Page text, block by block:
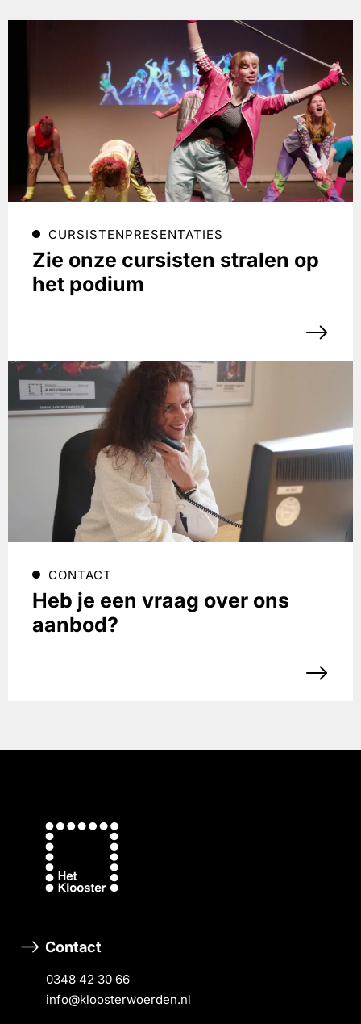
CURSISTENPRESENTATIES
Zie onze cursisten stralen op
het podium
CONTACT
Heb je een vraag over ons
aanbod?
Contact
0348 42 30 66
info@kloosterwoerden.nl